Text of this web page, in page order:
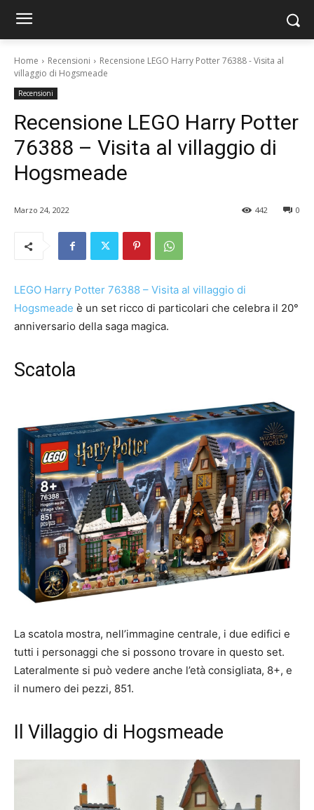
Home Recensioni
Recensione LEGO Harry Potter 76388 - Visita al
villaggio di Hogsmeade
Recensioni
Recensione LEGO Harry Potter
76388 – Visita al villaggio di
Hogsmeade
Marzo 24, 2022 0
442
LEGO Harry Potter 76388 – Visita al villaggio di
Hogsmeade è un set ricco di particolari che celebra il 20°
anniversario della saga magica.
Scatola
La scatola mostra, nell’immagine centrale, i due edifici e
tutti i personaggi che si possono trovare in questo set.
Lateralmente si può vedere anche l’età consigliata, 8+, e
il numero dei pezzi, 851.
Il Villaggio di Hogsmeade